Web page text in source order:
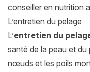
conseiller en nutrition
L’entretien du pelage
L’entretien du
santé de la peau et du
nœuds et les poils